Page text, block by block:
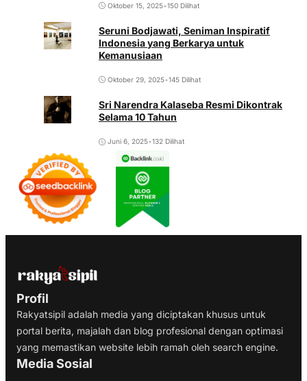
Oktober 15, 2025•150 Dilihat
Seruni Bodjawati, Seniman Inspiratif
Indonesia yang Berkarya untuk
Kemanusiaan
Oktober 29, 2025•145 Dilihat
Sri Narendra Kalaseba Resmi Dikontrak
Selama 10 Tahun
Juni 6, 2025•132 Dilihat
Profil
Rakyatsipil adalah media yang diciptakan khusus untuk
portal berita, majalah dan blog profesional dengan optimasi
yang memastikan website lebih ramah oleh search engine.
Media Sosial